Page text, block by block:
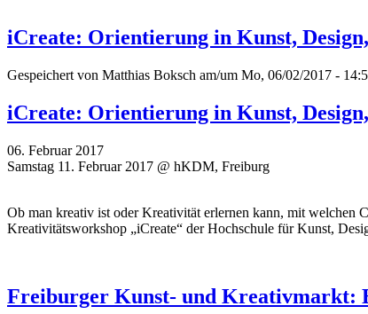
iCreate: Orientierung in Kunst,
Gespeichert von Matthias Boksch am/um Mo, 06/02/2017 -
iCreate: Orientierung in Kunst,
06. Februar 2017
Samstag 11. Februar 2017 @ hKDM, Freiburg
Ob man kreativ ist oder Kreativität erlernen kann, mit welchen
Kreativitätsworkshop „iCreate“ der Hochschule für Kunst,
Freiburger Kunst- und Kreativmarkt: